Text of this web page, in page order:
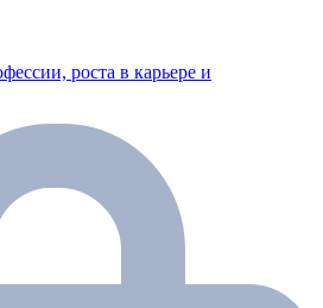
роста в карьере и